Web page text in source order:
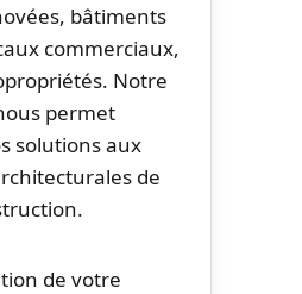
bâtiments
commerciaux,
Notre
permet
solutions aux
de
de votre